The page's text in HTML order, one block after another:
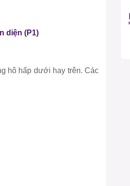
diện (P1)
hô hấp dưới hay trên. Các